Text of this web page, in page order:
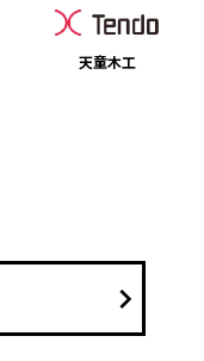
天童木工
keyboard_arrow_right